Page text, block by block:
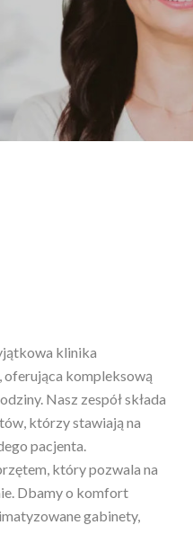
klinika
kompleksową
Nasz zespół składa
którzy stawiają na
pacjenta.
który pozwala na
Dbamy o komfort
gabinety,